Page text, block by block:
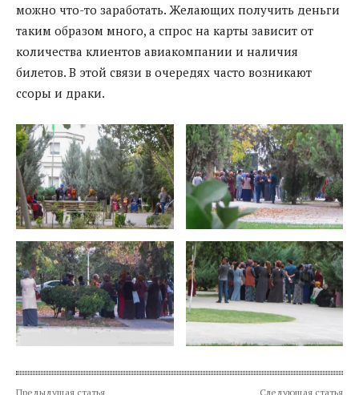
можно что-то заработать. Желающих получить деньги
таким образом много, а спрос на карты зависит от
количества клиентов авиакомпании и наличия
билетов. В этой связи в очередях часто возникают
ссоры и драки.
Предыдущая статья Следующая статья